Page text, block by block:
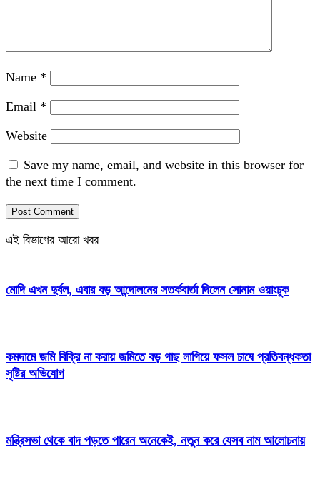
Name *
Email *
Website
Save my name, email, and website in this browser for
the next time I comment.
এই বিভাগের আরো খবর
মোদি এখন দুর্বল, এবার বড় আন্দোলনের সতর্কবার্তা দিলেন সোনাম ওয়াংচুক
কমদামে জমি বিক্রি না করায় জমিতে বড় গাছ লাগিয়ে ফসল চাষে প্রতিবন্ধকতা
সৃষ্টির অভিযোগ
মন্ত্রিসভা থেকে বাদ পড়তে পারেন অনেকেই, নতুন করে যেসব নাম আলোচনায়